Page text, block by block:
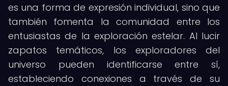
es una forma de expresión individual, sino que
también fomenta la comunidad entre los
entusiastas de la exploración estelar. Al lucir
zapatos temáticos, los exploradores del
universo pueden identificarse entre sí,
estableciendo conexiones a través de su